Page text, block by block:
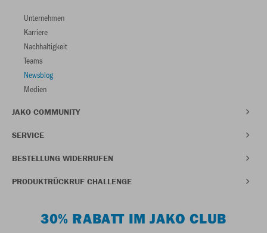
Unternehmen
Karriere
Nachhaltigkeit
Teams
Newsblog
Medien
JAKO COMMUNITY
SERVICE
BESTELLUNG WIDERRUFEN
PRODUKTRÜCKRUF CHALLENGE
30% RABATT IM JAKO CLUB